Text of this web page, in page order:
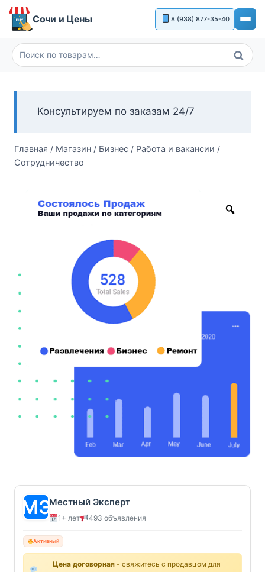
Перейти
Сочи и Цены 8 (938) 877-35-40
Искать:
Поиск
Консультируем по заказам 24/7
Главная / Магазин / Бизнес / Работа и вакансии /
Сотрудничество
Местный Эксперт
1+ лет 493 объявления
Активный
Цена договорная- свяжитесь с продавцом для